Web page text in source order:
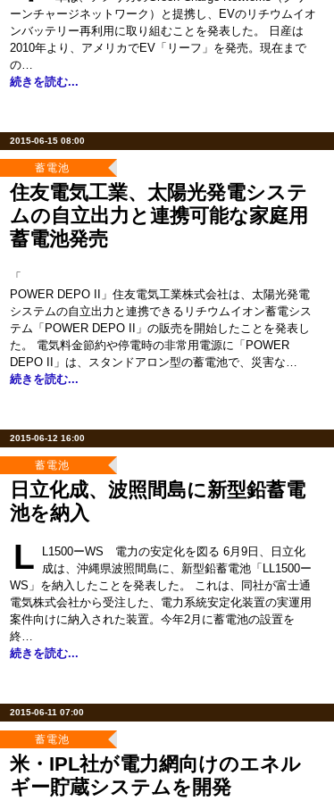
ーンチャージネットワーク）と提携し、EVのリチウムイオ
ンバッテリー再利用に取り組むことを発表した。 日産は
2010年より、アメリカでEV「リーフ」を発売。現在まで
の…
続きを読む...
2015-06-15 08:00
蓄電池
住友電気工業、太陽光発電システ
ムの自立出力と連携可能な家庭用
蓄電池発売
「
POWER DEPO II」住友電気工業株式会社は、太陽光発電
システムの自立出力と連携できるリチウムイオン蓄電シス
テム「POWER DEPO II」の販売を開始したことを発表し
た。 電気料金節約や停電時の非常用電源に「POWER
DEPO II」は、スタンドアロン型の蓄電池で、災害な…
続きを読む...
2015-06-12 16:00
蓄電池
日立化成、波照間島に新型鉛蓄電
池を納入
L
L1500ーWS 電力の安定化を図る 6月9日、日立化
成は、沖縄県波照間島に、新型鉛蓄電池「LL1500ー
WS」を納入したことを発表した。 これは、同社が富士通
電気株式会社から受注した、電力系統安定化装置の実運用
案件向けに納入された装置。今年2月に蓄電池の設置を
終…
続きを読む...
2015-06-11 07:00
蓄電池
米・IPL社が電力網向けのエネル
ギー貯蔵システムを開発